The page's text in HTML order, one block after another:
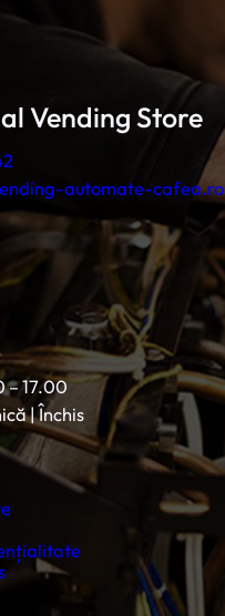
Vending Store
automate-cafea.ro
– 17.00
| Închis